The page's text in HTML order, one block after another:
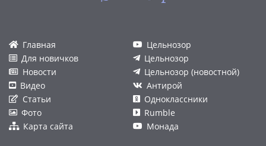
Главная
Для новичков
Новости
Видео
Статьи
Фото
Карта сайта
Цельнозор
Цельнозор
Цельнозор (новостной)
Антирой
Одноклассники
Rumble
Монада